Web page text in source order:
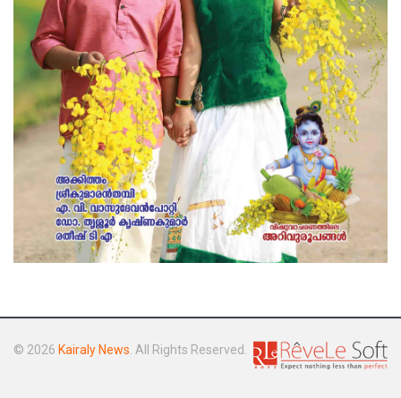
© 2026 Kairaly News . All Rights Reserved.